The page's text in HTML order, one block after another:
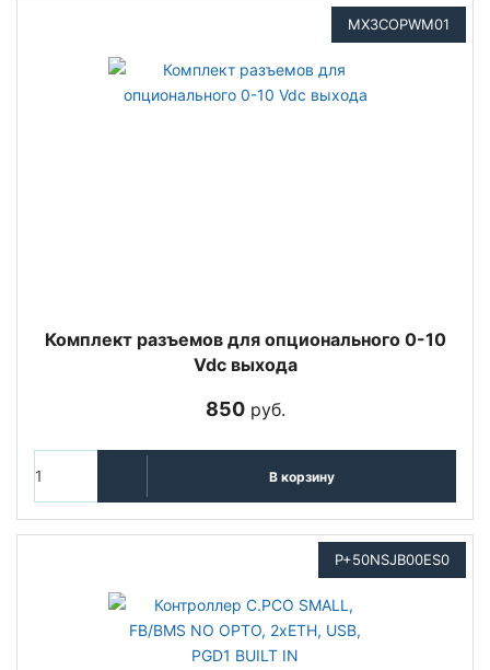
MX3COPWM01
Комплект разъемов для опционального 0-10
Vdc выхода
850руб.
В корзину
P+50NSJB00ES0